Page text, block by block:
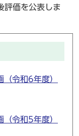
評価を公表しま
令和6年度）
令和5年度）